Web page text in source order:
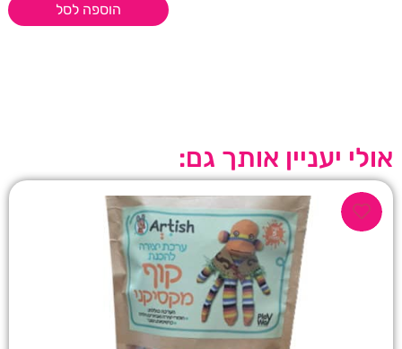
הוספה לסל
אולי יעניין אותך גם: